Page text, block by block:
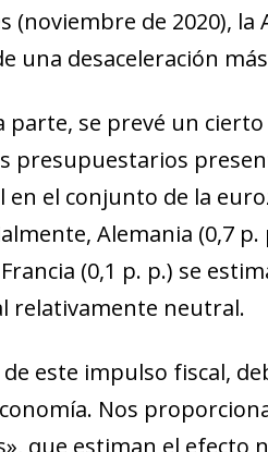
(noviembre de 2020),
una desaceleración
parte, se prevé un
presupuestarios
el conjunto de la
Alemania (0,7 p.
(0,1 p. p.) se
relativamente neutral.
este impulso fiscal,
Nos
que estiman el